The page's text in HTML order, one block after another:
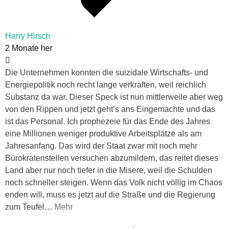
Harry Hirsch
2 Monate her
Die Unternehmen konnten die suizidale Wirtschafts- und
Energiepolitik noch recht lange verkraften, weil reichlich
Substanz da war. Dieser Speck ist nun mittlerweile aber weg
von den Rippen und jetzt geht’s ans Eingemachte und das
ist das Personal. Ich prophezeie für das Ende des Jahres
eine Millionen weniger produktive Arbeitsplätze als am
Jahresanfang. Das wird der Staat zwar mit noch mehr
Bürokratenstellen versuchen abzumildern, das reitet dieses
Land aber nur noch tiefer in die Misere, weil die Schulden
noch schneller steigen. Wenn das Volk nicht völlig im Chaos
enden will, muss es jetzt auf die Straße und die Regierung
zum Teufel … Mehr